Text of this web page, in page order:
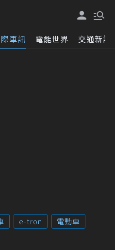
車訊 電能世界 交通新訊
e-tron
電動車